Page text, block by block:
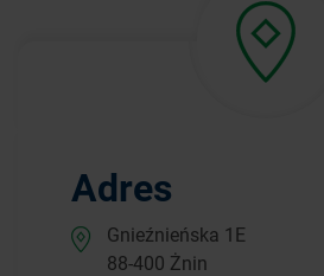
Adres
Gnieźnieńska 1E
88-400 Żnin